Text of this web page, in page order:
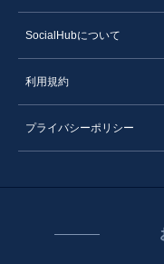
SocialHubについて
利用規約
プライバシーポリシー